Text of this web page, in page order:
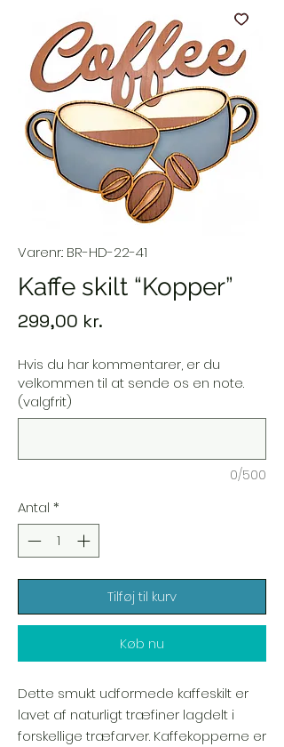
Varenr.: BR-HD-22-41
Kaffe skilt “Kopper”
299,00 kr.
Hvis du har kommentarer, er du
velkommen til at sende os en note.
(valgfrit)
0/500
Antal *
Tilføj til kurv
Køb nu
Dette smukt udformede kaffeskilt er
lavet af naturligt træfiner lagdelt i
forskellige træfarver. Kaffekopperne er